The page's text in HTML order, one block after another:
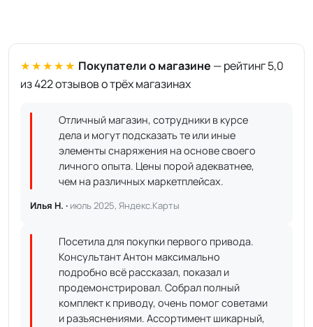
★★★★★ Покупатели о магазине — рейтинг 5,0
из 422 отзывов о трёх магазинах
Отличный магазин, сотрудники в курсе
дела и могут подсказать те или иные
элементы снаряжения на основе своего
личного опыта. Цены порой адекватнее,
чем на различных маркетплейсах.
Илья Н. · июль 2025, Яндекс.Карты
Посетила для покупки первого привода.
Консультант Антон максимально
подробно всё рассказал, показал и
продемонстрировал. Собрал полный
комплект к приводу, очень помог советами
и разъяснениями. Ассортимент шикарный,